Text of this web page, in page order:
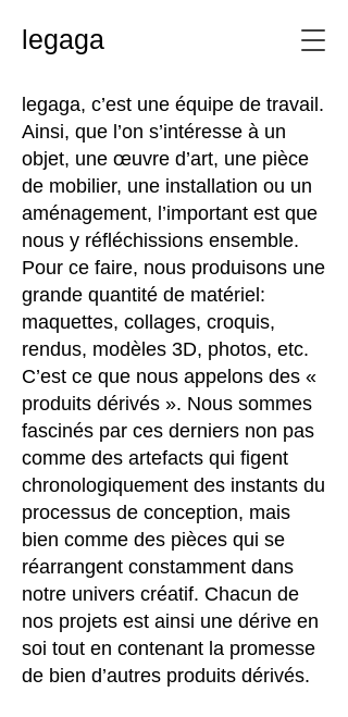
legaga
legaga, c’est une équipe de travail.
Ainsi, que l’on s’intéresse à un
objet, une œuvre d’art, une pièce
de mobilier, une installation ou un
aménagement, l’important est que
nous y réfléchissions ensemble.
Pour ce faire, nous produisons une
grande quantité de matériel:
maquettes, collages, croquis,
rendus, modèles 3D, photos, etc.
C’est ce que nous appelons des «
produits dérivés ». Nous sommes
fascinés par ces derniers non pas
comme des artefacts qui figent
chronologiquement des instants du
processus de conception, mais
bien comme des pièces qui se
réarrangent constamment dans
notre univers créatif. Chacun de
nos projets est ainsi une dérive en
soi tout en contenant la promesse
de bien d’autres produits dérivés.